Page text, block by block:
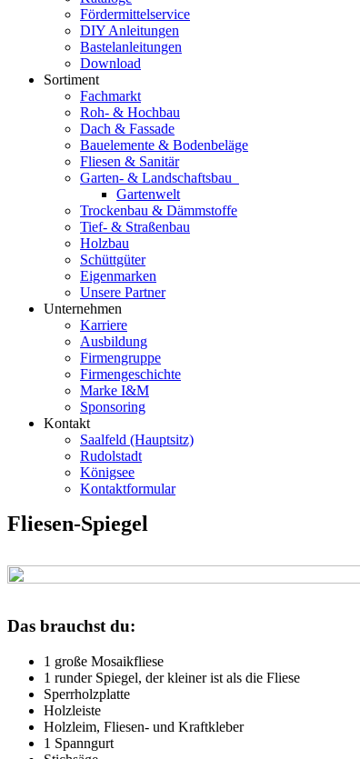
Fördermittelservice
DIY Anleitungen
Bastelanleitungen
Download
Sortiment
Fachmarkt
Roh- & Hochbau
Dach & Fassade
Bauelemente & Bodenbeläge
Fliesen & Sanitär
Garten- & Landschaftsbau
Gartenwelt
Trockenbau & Dämmstoffe
Tief- & Straßenbau
Holzbau
Schüttgüter
Eigenmarken
Unsere Partner
Unternehmen
Karriere
Ausbildung
Firmengruppe
Firmengeschichte
Marke I&M
Sponsoring
Kontakt
Saalfeld (Hauptsitz)
Rudolstadt
Königsee
Kontaktformular
Fliesen-Spiegel
Das brauchst du:
1 große Mosaikfliese
1 runder Spiegel, der kleiner ist als die Fliese
Sperrholzplatte
Holzleiste
Holzleim, Fliesen- und Kraftkleber
1 Spanngurt